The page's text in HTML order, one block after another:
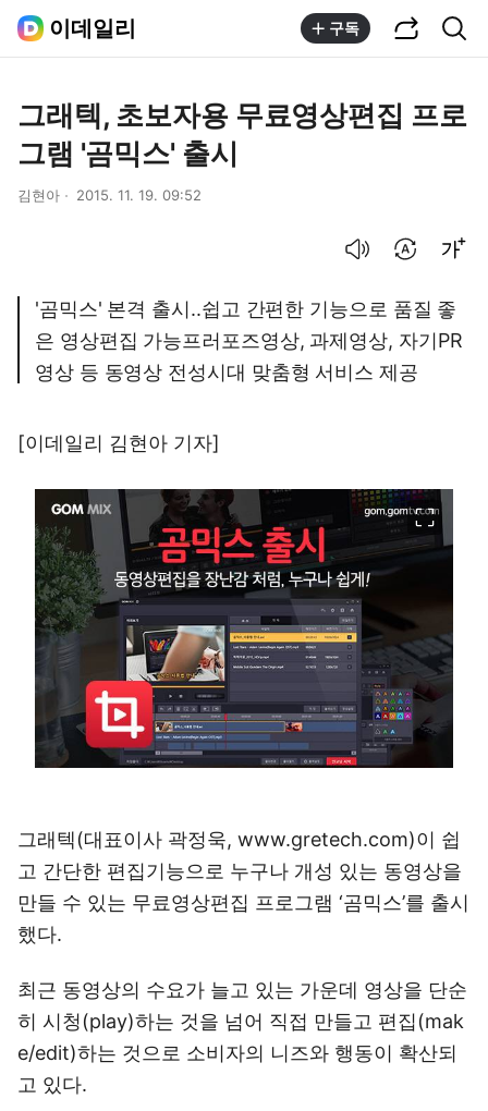
이데일리 구독
그래텍, 초보자용 무료영상편집 프로
그램 '곰믹스' 출시
김현아 2015. 11. 19. 09:52
'곰믹스' 본격 출시..쉽고 간편한 기능으로 품질 좋
은 영상편집 가능프러포즈영상, 과제영상, 자기PR
영상 등 동영상 전성시대 맞춤형 서비스 제공
[이데일리 김현아 기자]
그래텍(대표이사 곽정욱, www.gretech.com)이 쉽
고 간단한 편집기능으로 누구나 개성 있는 동영상을
만들 수 있는 무료영상편집 프로그램 ‘곰믹스’를 출시
했다.
최근 동영상의 수요가 늘고 있는 가운데 영상을 단순
히 시청(play)하는 것을 넘어 직접 만들고 편집(mak
e/edit)하는 것으로 소비자의 니즈와 행동이 확산되
고 있다.